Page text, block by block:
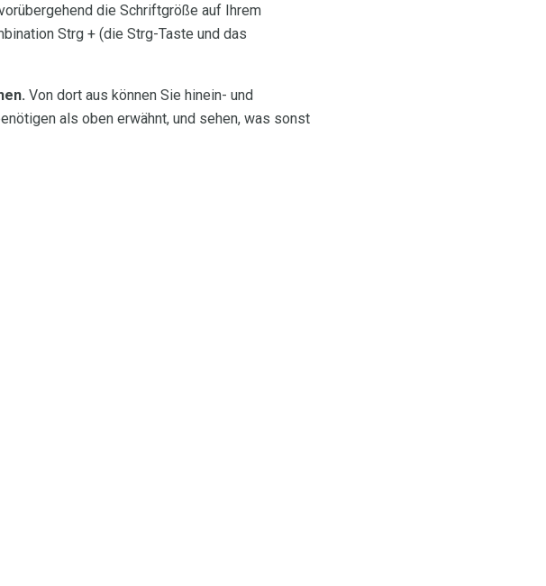
die Schriftgröße auf Ihrem
Strg + (die Strg-Taste und das
Von dort aus können Sie hinein- und
als oben erwähnt, und sehen, was sonst